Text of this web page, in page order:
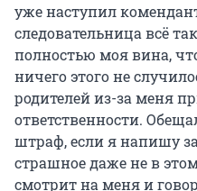
уже наступил
следовательница всё
полностью моя вина,
ничего этого не
родителей из-за меня
ответственности.
штраф, если я напишу
страшное даже не в
смотрит на меня и